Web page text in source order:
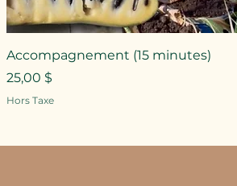
Accompagnement (15 minutes)
Prix
25,00 $
Hors Taxe